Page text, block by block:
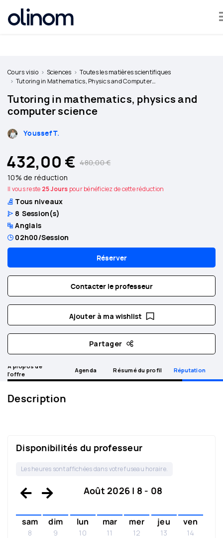
professeur
Se
connecter
Cours visio Sciences
Toutes les matières scientifiques
Tutoring in Mathematics, Physics and Computer Science
Tutoring in mathematics, physics and
computer science
Youssef T.
432,00 € 480,00 €
10% de réduction
Il vous reste 25 Jours pour bénéficiez de cette réduction
Tous niveaux
8 Session(s)
Anglais
02h00/Session
Réserver
Contacter le professeur
Ajouter à ma wishlist
Partager
A propos de
l’offre
Agenda Résumé du profil Réputation
Description
Disponibilités du professeur
Les heures sont affichées dans votre fuseau horaire.
Août 2026 | 8 - 08
sam
8
dim
9
lun
10
mar
11
mer
12
jeu
13
ven
14
Olinom™ respecte votre vie privée